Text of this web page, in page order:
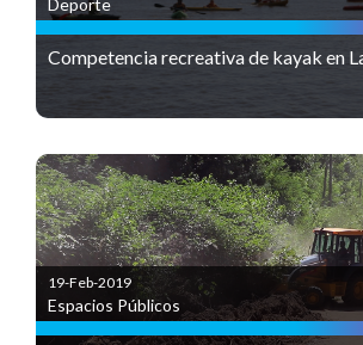
Deporte
Competencia recreativa de kayak en
19-Feb-2019
Espacios Públicos